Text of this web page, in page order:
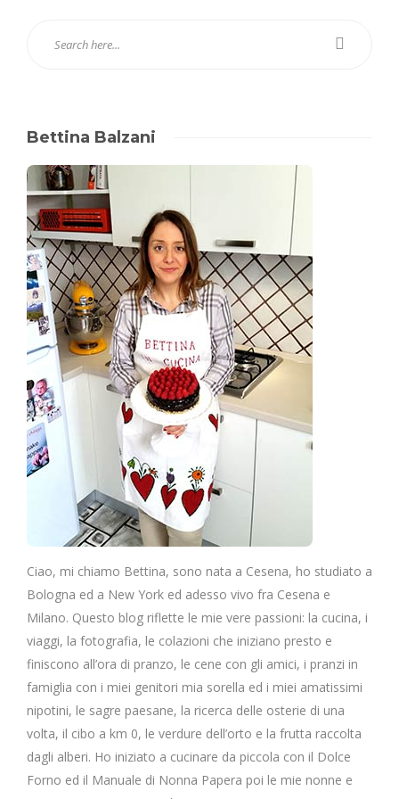
Bettina Balzani
Ciao, mi chiamo Bettina, sono nata a Cesena, ho studiato a
Bologna ed a New York ed adesso vivo fra Cesena e
Milano. Questo blog riflette le mie vere passioni: la cucina, i
viaggi, la fotografia, le colazioni che iniziano presto e
finiscono all’ora di pranzo, le cene con gli amici, i pranzi in
famiglia con i miei genitori mia sorella ed i miei amatissimi
nipotini, le sagre paesane, la ricerca delle osterie di una
volta, il cibo a km 0, le verdure dell’orto e la frutta raccolta
dagli alberi. Ho iniziato a cucinare da piccola con il Dolce
Forno ed il Manuale di Nonna Papera poi le mie nonne e